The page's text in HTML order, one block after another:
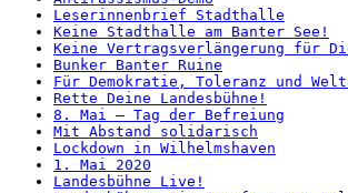
Leserinnenbrief Stadthalle
Keine Stadthalle am Banter See!
Keine Vertragsverlängerung für
Bunker Banter Ruine
Für Demokratie, Toleranz und
Rette Deine Landesbühne!
8. Mai – Tag der Befreiung
Mit Abstand solidarisch
Lockdown in Wilhelmshaven
1. Mai 2020
Landesbühne Live!